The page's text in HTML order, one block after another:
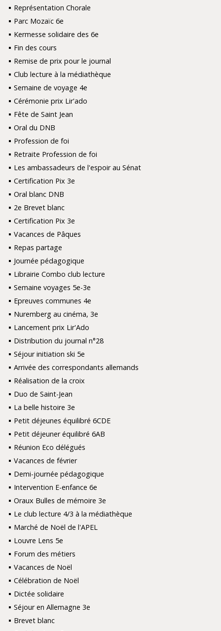
Représentation Chorale
Parc Mozaïc 6e
Kermesse solidaire des 6e
Fin des cours
Remise de prix pour le journal
Club lecture à la médiathèque
Semaine de voyage 4e
Cérémonie prix Lir'ado
Fête de Saint Jean
Oral du DNB
Profession de foi
Retraite Profession de foi
Les ambassadeurs de l'espoir au Sénat
Certification Pix 3e
Oral blanc DNB
2e Brevet blanc
Certification Pix 3e
Vacances de Pâques
Repas partage
Journée pédagogique
Librairie Combo club lecture
Semaine voyages 5e-3e
Epreuves communes 4e
Nuremberg au cinéma, 3e
Lancement prix Lir'Ado
Distribution du journal n°28
Séjour initiation ski 5e
Arrivée des correspondants allemands
Réalisation de la croix
Duo de Saint-Jean
La belle histoire 3e
Petit déjeunes équilibré 6CDE
Petit déjeuner équilibré 6AB
Réunion Eco délégués
Vacances de février
Demi-journée pédagogique
Intervention E-enfance 6e
Oraux Bulles de mémoire 3e
Le club lecture 4/3 à la médiathèque
Marché de Noël de l'APEL
Louvre Lens 5e
Forum des métiers
Vacances de Noël
Célébration de Noël
Dictée solidaire
Séjour en Allemagne 3e
Brevet blanc